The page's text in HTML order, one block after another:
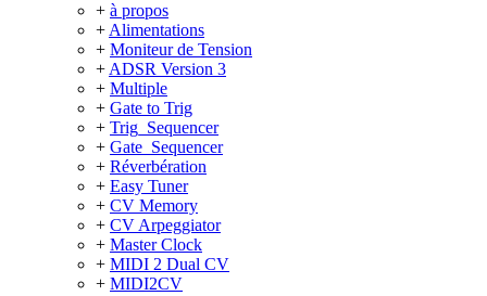
+ à propos
+ Alimentations
+ Moniteur de Tension
+ ADSR Version 3
+ Multiple
+ Gate to Trig
+ Trig_Sequencer
+ Gate_Sequencer
+ Réverbération
+ Easy Tuner
+ CV Memory
+ CV Arpeggiator
+ Master Clock
+ MIDI 2 Dual CV
+ MIDI2CV